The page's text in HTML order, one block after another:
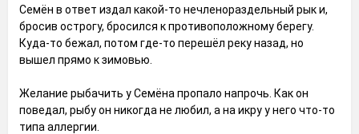
Семён в ответ издал какой-то нечленораздельный рык и,
бросив острогу, бросился к противоположному берегу.
Куда-то бежал, потом где-то перешёл реку назад, но
вышел прямо к зимовью.
Желание рыбачить у Семёна пропало напрочь. Как он
поведал, рыбу он никогда не любил, а на икру у него что-то
типа аллергии.